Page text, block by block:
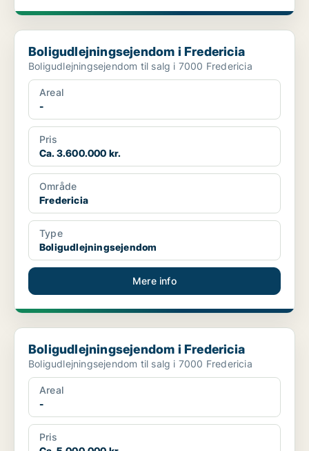
Boligudlejningsejendom i Fredericia
Boligudlejningsejendom i Fredericia
Boligudlejningsejendom til salg i 7000 Fredericia
Areal
-
Pris
Ca. 3.600.000 kr.
Område
Fredericia
Type
Boligudlejningsejendom
Mere info
Boligudlejningsejendom i Fredericia
Boligudlejningsejendom i Fredericia
Boligudlejningsejendom til salg i 7000 Fredericia
Areal
-
Pris